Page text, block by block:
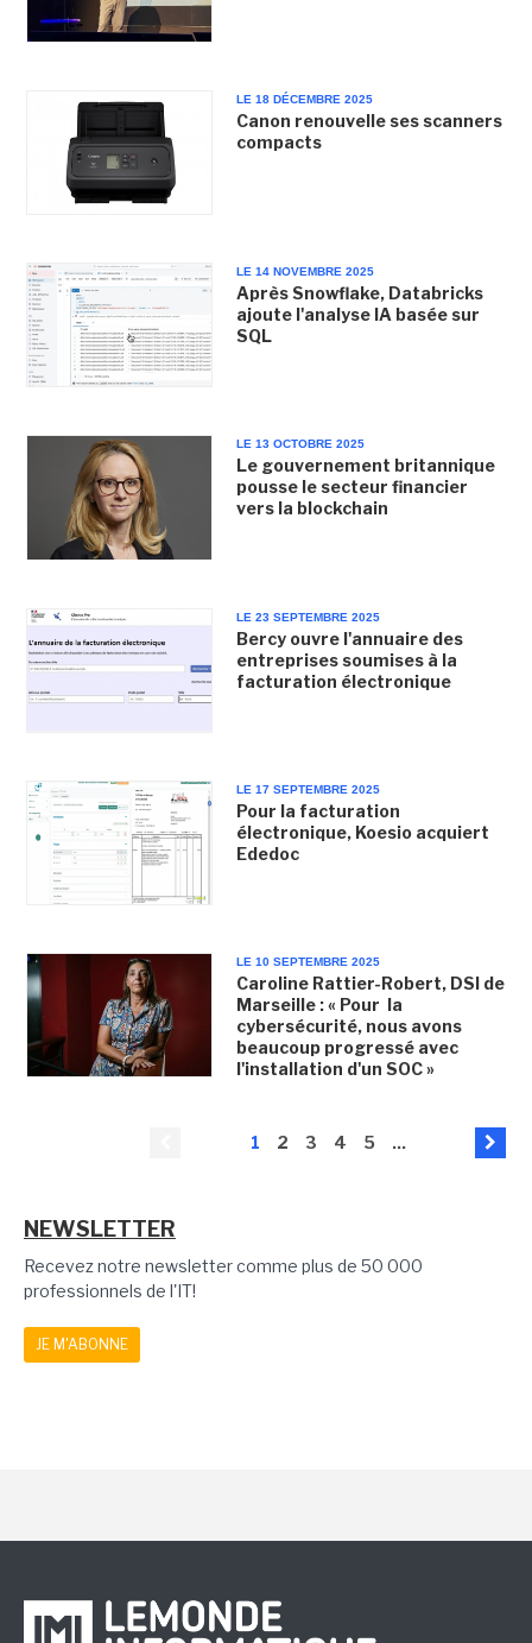
LE 18 DÉCEMBRE 2025
Canon renouvelle ses scanners
compacts
LE 14 NOVEMBRE 2025
Après Snowflake, Databricks
ajoute l'analyse IA basée sur
SQL
LE 13 OCTOBRE 2025
Le gouvernement britannique
pousse le secteur financier
vers la blockchain
LE 23 SEPTEMBRE 2025
Bercy ouvre l'annuaire des
entreprises soumises à la
facturation électronique
LE 17 SEPTEMBRE 2025
Pour la facturation
électronique, Koesio acquiert
Ededoc
LE 10 SEPTEMBRE 2025
Caroline Rattier-Robert, DSI de
Marseille : « Pour la
cybersécurité, nous avons
beaucoup progressé avec
l'installation d'un SOC »
1 2 3 4 5 ...
NEWSLETTER
Recevez notre newsletter comme plus de 50 000
professionnels de l'IT!
JE M'ABONNE